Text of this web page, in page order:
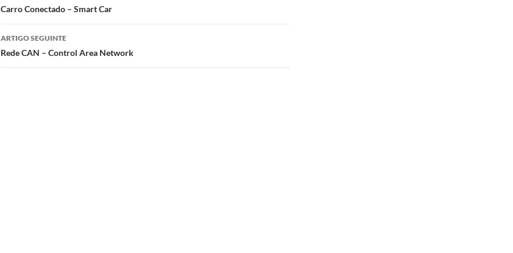
de
artigos
Carro Conectado – Smart Car
ARTIGO SEGUINTE
Rede CAN – Control Area Network